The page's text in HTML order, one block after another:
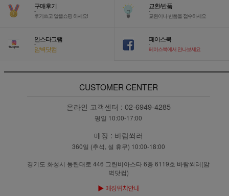
구매후기
-
후기쓰고 알뜰쇼핑 하세요!
교환/반품
-
교환이나 반품을 접수하세요
인스타그램
-
암벽닷컴
페이스북
-
페이스북에서 만나보세요
CUSTOMER CENTER
온라인 고객센터 : 02-6949-4285
평일 10:00-17:00
매장 : 바람쐬러
360일 (추석, 설 휴무) 10:00-18:00
경기도 화성시 동탄대로 446 그란비아스타 6층 6119호 바람쐬러(암
벽닷컴)